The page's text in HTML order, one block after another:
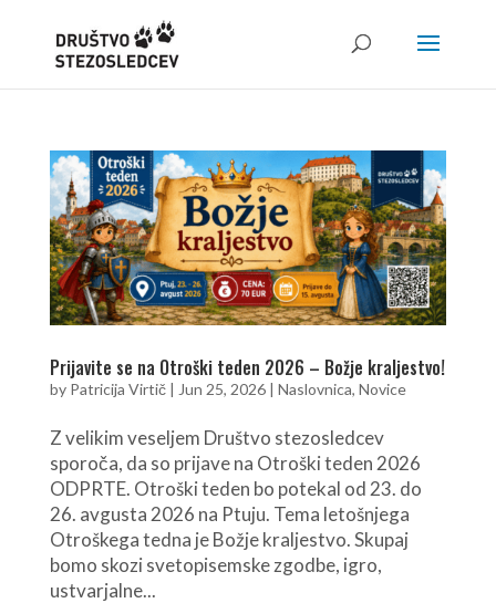
Prijavite se na Otroški teden 2026 – Božje kraljestvo!
by Patricija Virtič| Jun 25, 2026| Naslovnica, Novice
Z velikim veseljem Društvo stezosledcev
sporoča, da so prijave na Otroški teden 2026
ODPRTE. Otroški teden bo potekal od 23. do
26. avgusta 2026 na Ptuju. Tema letošnjega
Otroškega tedna je Božje kraljestvo. Skupaj
bomo skozi svetopisemske zgodbe, igro,
ustvarjalne...